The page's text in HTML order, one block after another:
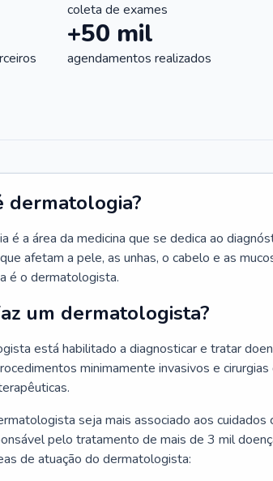
coleta de exames
+50 mil
agendamentos realizados
dermatologia?
é a área da medicina que se dedica ao
afetam a pele, as unhas, o cabelo e as
é o dermatologista.
um dermatologista?
está habilitado a diagnosticar e tratar
minimamente invasivos e
seja mais associado aos
pelo tratamento de mais de 3 mil
de atuação do dermatologista: